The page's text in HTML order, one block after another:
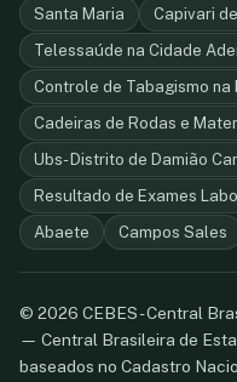
Santa Maria Capivari
Telessaúde na Cidade
Controle de Tabagismo na
Cadeiras de Rodas e
Ubs- Distrito de Damião
Resultado de Exames
Abaete
Campos Sales
© 2026 CEBES - Central
— Central Brasileira de
baseados no Cadastro